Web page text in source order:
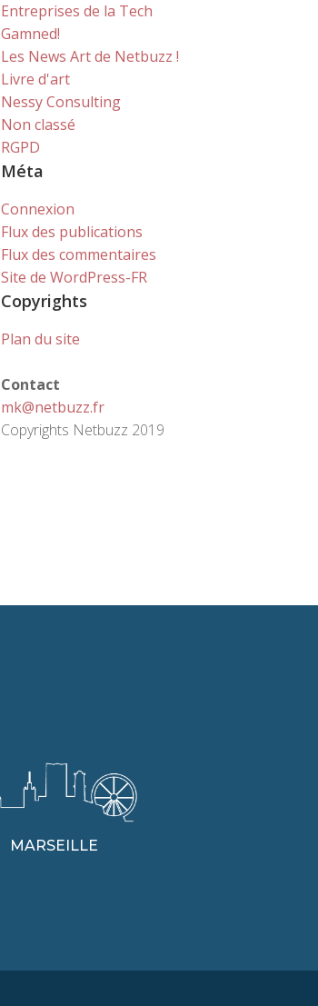
Entreprises de la Tech
Gamned!
Les News Art de Netbuzz !
Livre d'art
Nessy Consulting
Non classé
RGPD
Méta
Connexion
Flux des publications
Flux des commentaires
Site de WordPress-FR
Copyrights
Plan du site
Contact
mk@netbuzz.fr
Copyrights Netbuzz 2019
MARSEILLE